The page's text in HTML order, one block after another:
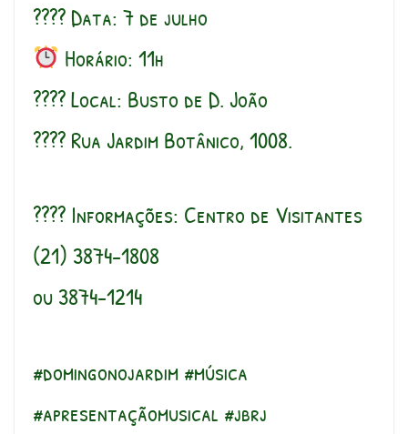
???? Data: 7 de julho
Horário: 11h
???? Local: Busto de D. João
???? Rua Jardim Botânico, 1008.
???? Informações: Centro de Visitantes
(21) 3874-1808
ou 3874-1214
#domingonojardim #música
#apresentaçãomusical #jbrj